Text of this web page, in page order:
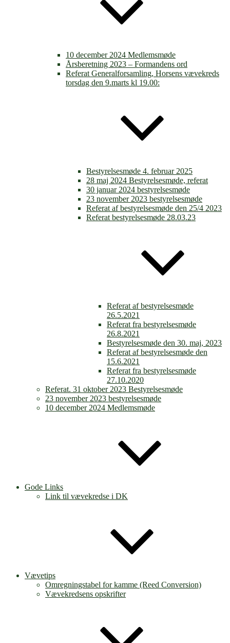
10 december 2024 Medlemsmøde
Årsberetning 2023 – Formandens ord
Referat Generalforsamling, Horsens vævekreds
torsdag den 9.marts kl 19.00:
Bestyrelsesmøde 4. februar 2025
28 maj 2024 Bestyrelsesmøde, referat
30 januar 2024 bestyrelsesmøde
23 november 2023 bestyrelsesmøde
Referat af bestyrelsesmøde den 25/4 2023
Referat bestyrelsesmøde 28.03.23
Referat af bestyrelsesmøde
26.5.2021
Referat fra bestyrelsesmøde
26.8.2021
Bestyrelsesmøde den 30. maj, 2023
Referat af bestyrelsesmøde den
15.6.2021
Referat fra bestyrelsesmøde
27.10.2020
Referat. 31 oktober 2023 Bestyrelsesmøde
23 november 2023 bestyrelsesmøde
10 december 2024 Medlemsmøde
Gode Links
Link til vævekredse i DK
Vævetips
Omregningstabel for kamme (Reed Conversion)
Vævekredsens opskrifter